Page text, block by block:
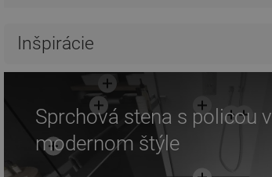
Inšpirácie
Sprchová stena s policou v
modernom štýle